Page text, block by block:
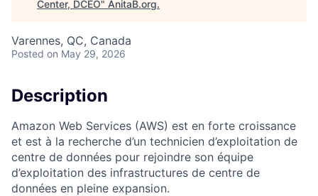
Center, DCEO" AnitaB.org.
Varennes, QC, Canada
Posted on May 29, 2026
Description
Amazon Web Services (AWS) est en forte croissance
et est à la recherche d’un technicien d’exploitation de
centre de données pour rejoindre son équipe
d’exploitation des infrastructures de centre de
données en pleine expansion.